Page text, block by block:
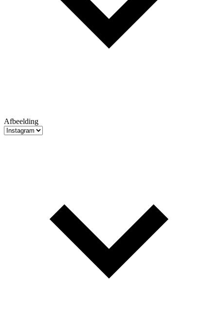
Afbeelding